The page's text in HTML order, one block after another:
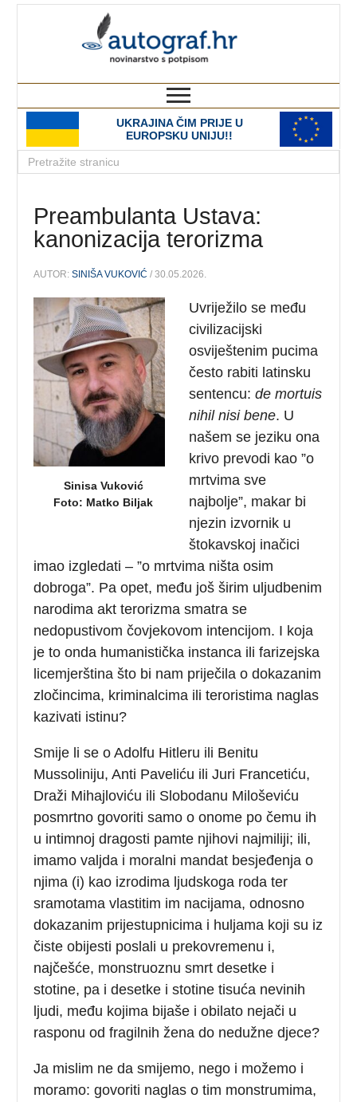
UKRAJINA ČIM PRIJE U
EUROPSKU UNIJU!!
Preambulanta Ustava:
kanonizacija terorizma
AUTOR:SINIŠA VUKOVIĆ / 30.05.2026.
Sinisa Vuković
Foto: Matko Biljak
Uvriježilo se među
civilizacijski
osviještenim pucima
često rabiti latinsku
sentencu:de mortuis
nihil nisi bene. U
našem se jeziku ona
krivo prevodi kao ”o
mrtvima sve
najbolje”, makar bi
njezin izvornik u
štokavskoj inačici
imao izgledati – ”o mrtvima ništa osim
dobroga”. Pa opet, među još širim uljudbenim
narodima akt terorizma smatra se
nedopustivom čovjekovom intencijom. I koja
je to onda humanistička instanca ili farizejska
licemjerština što bi nam priječila o dokazanim
zločincima, kriminalcima ili teroristima naglas
kazivati istinu?
Smije li se o Adolfu Hitleru ili Benitu
Mussoliniju, Anti Paveliću ili Juri Francetiću,
Draži Mihajloviću ili Slobodanu Miloševiću
posmrtno govoriti samo o onome po čemu ih
u intimnoj dragosti pamte njihovi najmiliji; ili,
imamo valjda i moralni mandat besjeđenja o
njima (i) kao izrodima ljudskoga roda ter
sramotama vlastitim im nacijama, odnosno
dokazanim prijestupnicima i huljama koji su iz
čiste obijesti poslali u prekovremenu i,
najčešće, monstruoznu smrt desetke i
stotine, pa i desetke i stotine tisuća nevinih
ljudi, među kojima bijaše i obilato nejači u
rasponu od fragilnih žena do nedužne djece?
Ja mislim ne da smijemo, nego i možemo i
moramo: govoriti naglas o tim monstrumima,